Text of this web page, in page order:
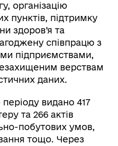
організацію
пунктів, підтримку
здоров’я та
співпрацю з
підприємствами,
верствам
даних.
періоду видано 417
та 266 актів
побутових умов,
тощо. Через